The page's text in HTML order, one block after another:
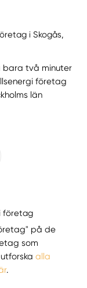
i Skogås,
bara två minuter
företag
län
företag
på de
som
alla
.